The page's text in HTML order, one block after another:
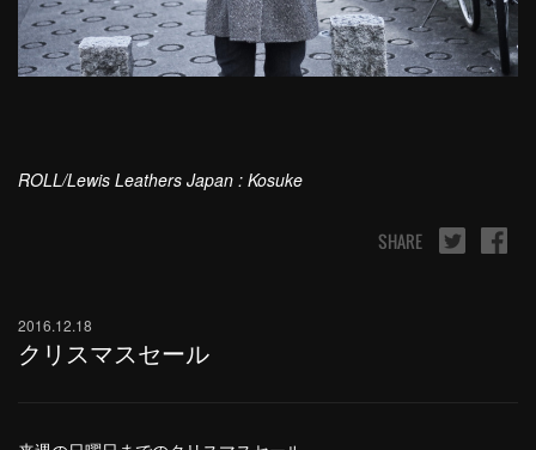
ROLL/Lewis Leathers Japan : Kosuke
SHARE
2016.12.18
クリスマスセール